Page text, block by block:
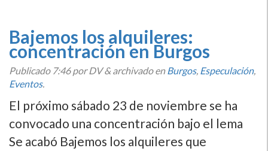
Bajemos los alquileres:
concentración en Burgos
Publicado 7:46por DV&archivado enBurgos, Especulación,
Eventos.
El próximo sábado 23 de noviembre se ha
convocado una concentración bajo el lema
Se acabó Bajemos los alquileres que